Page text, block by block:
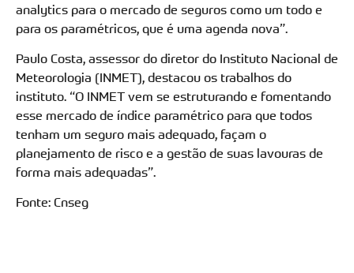
analytics para o mercado de seguros como um todo e
para os paramétricos, que é uma agenda nova”.
Paulo Costa, assessor do diretor do Instituto Nacional de
Meteorologia (INMET), destacou os trabalhos do
instituto. “O INMET vem se estruturando e fomentando
esse mercado de índice paramétrico para que todos
tenham um seguro mais adequado, façam o
planejamento de risco e a gestão de suas lavouras de
forma mais adequadas”.
Fonte: Cnseg